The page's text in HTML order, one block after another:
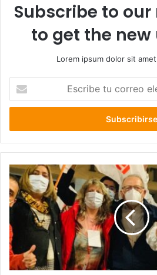
Subscribe to
to get the
Lorem ipsum dolor sit
correo
Diputado
Berger
tras
ser
reelecto:
“Confirmo
mi
apoyo
a